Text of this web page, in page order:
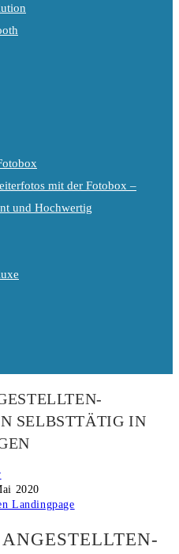
mit der Fotobox –
und Hochwertig
SELBSTTÄTIG IN
2020
Landingpage